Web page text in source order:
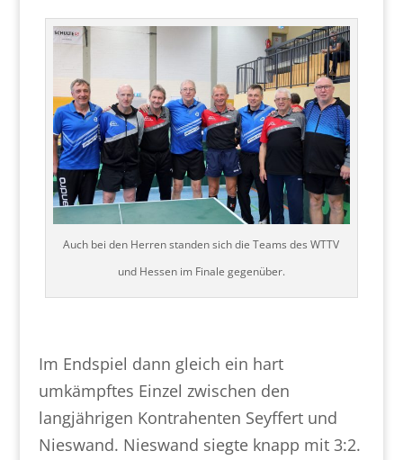
Auch bei den Herren standen sich die Teams des WTTV
und Hessen im Finale gegenüber.
Im Endspiel dann gleich ein hart
umkämpftes Einzel zwischen den
langjährigen Kontrahenten Seyffert und
Nieswand. Nieswand siegte knapp mit 3:2.